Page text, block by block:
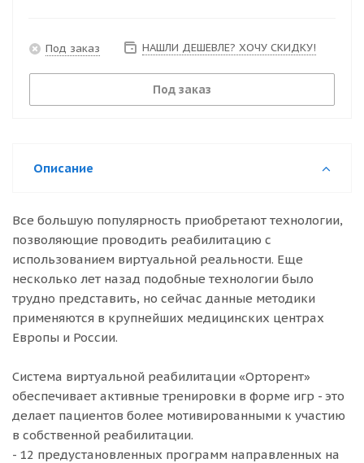
Под заказ НАШЛИ ДЕШЕВЛЕ? ХОЧУ СКИДКУ!
Под заказ
Описание
Все большую популярность приобретают технологии,
позволяющие проводить реабилитацию с
использованием виртуальной реальности. Еще
несколько лет назад подобные технологии было
трудно представить, но сейчас данные методики
применяются в крупнейших медицинских центрах
Европы и России.
Система виртуальной реабилитации «Орторент»
обеспечивает активные тренировки в форме игр - это
делает пациентов более мотивированными к участию
в собственной реабилитации.
- 12 предустановленных программ направленных на